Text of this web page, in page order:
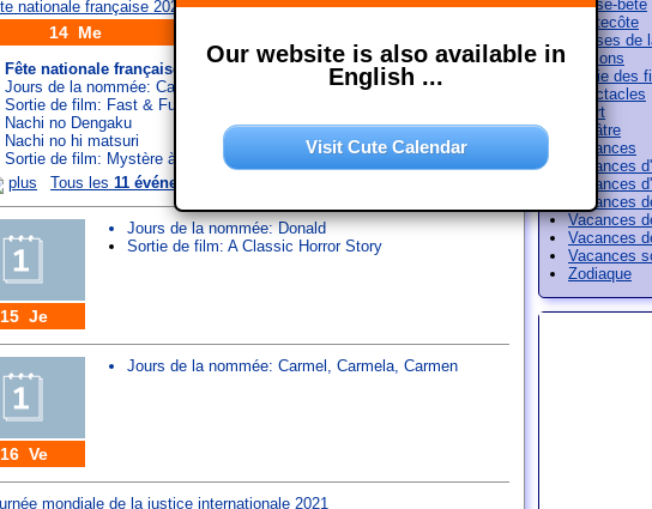
14 Me
Fête nationale française
Jours de la nommée: Camille
Sortie de film: Fast & Furious 9
Nachi no Dengaku
Nachi no hi matsuri
Sortie de film: Mystère à Saint-Tropez
plus
Tous les 11 événements
15 Je
Jours de la nommée:Donald
Sortie de film: A Classic Horror Story
16 Ve
Jours de la nommée: Carmel Carmela Carmen
Pense-bête
Pentecôte
Phases de
Saisons
Sortie des
Spectacles
Sport
Théâtre
Vacances
Vacances
Vacances
Vacances
Vacances
Vacances
Vacances
Zodiaque
Our website is also available in
English ...
Visit Cute Calendar